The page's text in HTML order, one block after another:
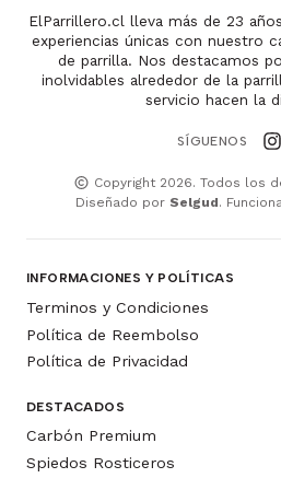
ElParrillero.cl lleva más de 23
experiencias únicas con nuestro
de parrilla. Nos destacamos
inolvidables alrededor de la
servicio hacen la
SÍGUENOS
Copyright 2026. Todos los
Diseñado por Selgud.
INFORMACIONES Y POLÍTICAS
Terminos y Condiciones
Política de Reembolso
Política de Privacidad
DESTACADOS
Carbón Premium
Spiedos Rosticeros